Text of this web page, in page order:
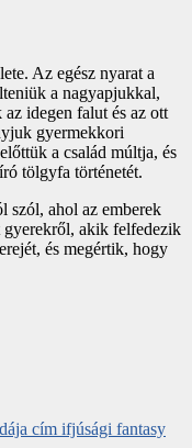
Az egész nyarat a
a nagyapjukkal,
idegen falut és az ott
gyermekkori
a család múltja, és
tölgyfa történetét.
szól, ahol az emberek
gyerekről, akik felfedezik
és megértik, hogy